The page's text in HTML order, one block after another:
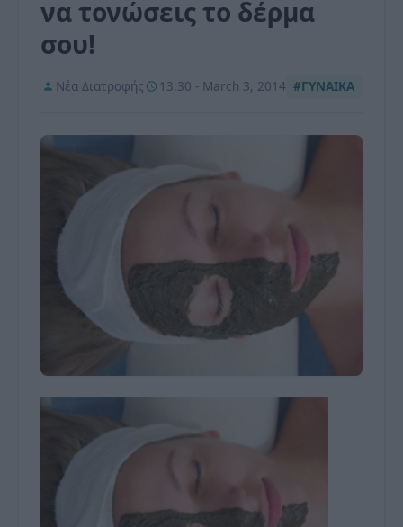
να τονώσεις το δέρμα
σου!
Νέα Διατροφής 13:30 - March 3, 2014 #ΓΥΝΑΙΚΑ